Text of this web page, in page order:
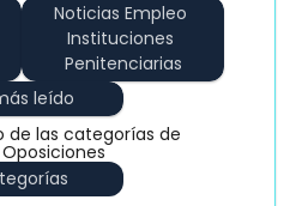
Noticias Empleo
Instituciones
Penitenciarias
leído
de las categorías de